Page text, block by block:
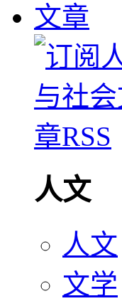
文章
人文
人文
文学